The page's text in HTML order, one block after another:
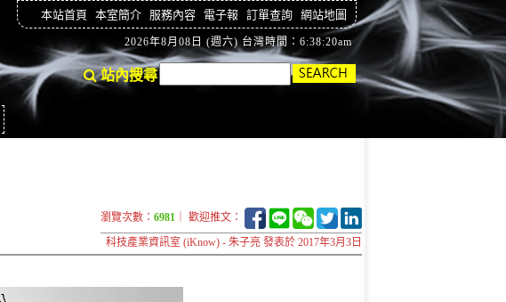
本站首頁 本室簡介 服務內容 電子報 訂單查詢 網站地圖
2026年8月08日 (週六) 台灣時間：6:38:21am
站內搜尋
瀏覽次數： 6981 ｜ 歡迎推文：
科技產業資訊室 (iKnow) - 朱子亮 發表於 2017年3月3日